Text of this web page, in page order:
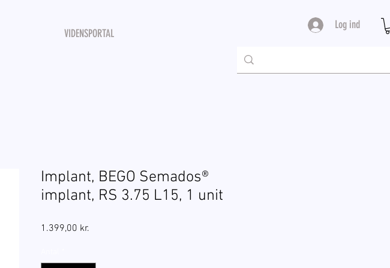
VIDENSPORTAL
Log ind
Implant, BEGO Semados®
implant, RS 3.75 L15, 1 unit
1.399,00 kr.